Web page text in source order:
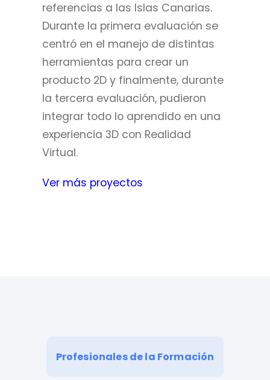
referencias a las Islas Canarias.
Durante la primera evaluación se
centró en el manejo de distintas
herramientas para crear un
producto 2D y finalmente, durante
la tercera evaluación, pudieron
integrar todo lo aprendido en una
experiencia 3D con Realidad
Virtual.
Ver más proyectos
Profesionales de la Formación